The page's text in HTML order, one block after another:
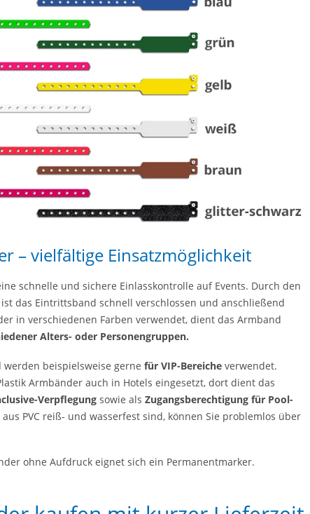
– vielfältige Einsatzmöglichkeit
schnelle und sichere Einlasskontrolle auf Events. Durch den
das Eintrittsband schnell verschlossen und anschließend
in verschiedenen Farben verwendet, dient das Armband
Alters- oder Personengruppen.
beispielsweise gerne für VIP-Bereiche verwendet.
Armbänder auch in Hotels eingesetzt, dort dient das
Verpflegung sowie als Zugangsberechtigung für Pool-
PVC reiß- und wasserfest sind, können Sie problemlos über
ohne Aufdruck eignet sich ein Permanentmarker.